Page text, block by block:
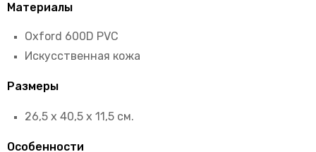
Материалы
Oxford 600D PVC
Искусственная кожа
Размеры
26,5 х 40,5 х 11,5 см.
Особенности